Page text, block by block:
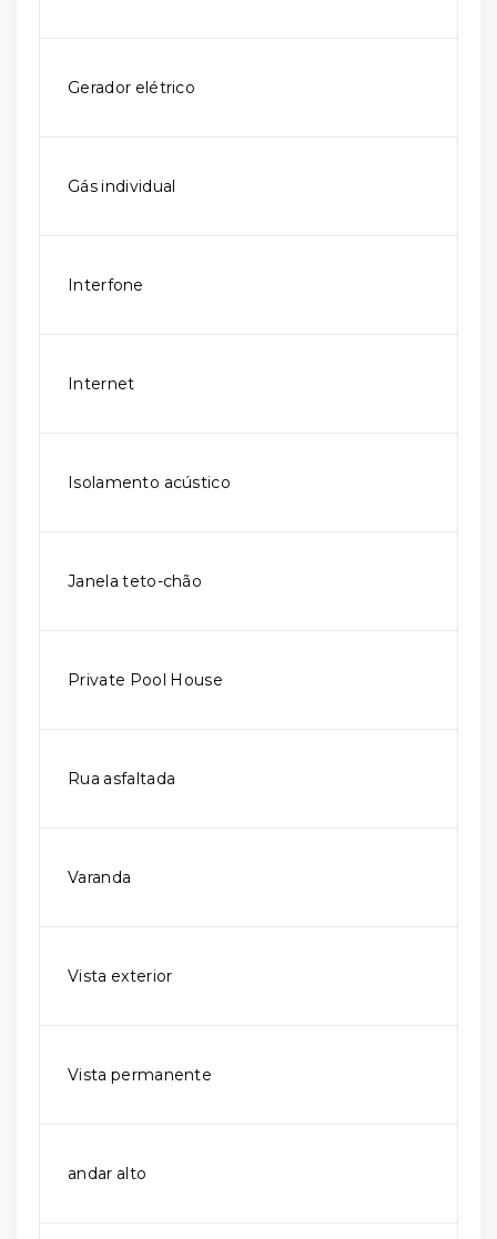
Gerador elétrico
Gás individual
Interfone
Internet
Isolamento acústico
Janela teto-chão
Private Pool House
Rua asfaltada
Varanda
Vista exterior
Vista permanente
andar alto